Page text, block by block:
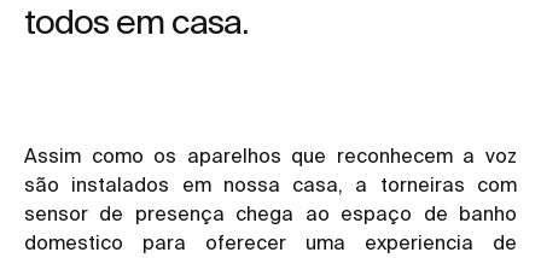
todos em casa.
Assim como os aparelhos que reconhecem a voz
são instalados em nossa casa, a torneiras com
sensor de presença chega ao espaço de banho
domestico para oferecer uma experiencia de